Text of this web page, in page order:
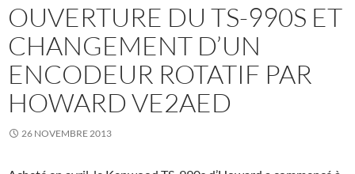
OUVERTURE DU TS-990S ET
CHANGEMENT D’UN
ENCODEUR ROTATIF PAR
HOWARD VE2AED
26 NOVEMBRE 2013